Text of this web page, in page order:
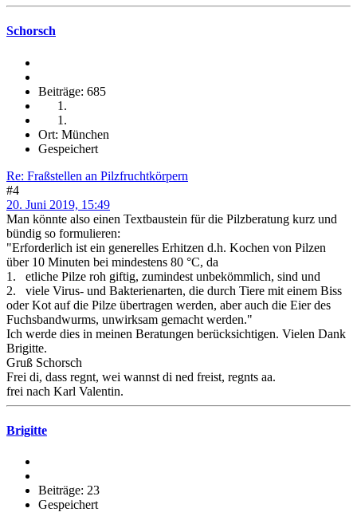
Schorsch
Beiträge: 685
Ort: München
Gespeichert
Re: Fraßstellen an Pilzfruchtkörpern
#4
20. Juni 2019, 15:49
Man könnte also einen Textbaustein für die Pilzberatung kurz und
bündig so formulieren:
"Erforderlich ist ein generelles Erhitzen d.h. Kochen von Pilzen
über 10 Minuten bei mindestens 80 °C, da
1. etliche Pilze roh giftig, zumindest unbekömmlich, sind und
2. viele Virus- und Bakterienarten, die durch Tiere mit einem Biss
oder Kot auf die Pilze übertragen werden, aber auch die Eier des
Fuchsbandwurms, unwirksam gemacht werden."
Ich werde dies in meinen Beratungen berücksichtigen. Vielen Dank
Brigitte.
Gruß Schorsch
Frei di, dass regnt, wei wannst di ned freist, regnts aa.
frei nach Karl Valentin.
Brigitte
Beiträge: 23
Gespeichert